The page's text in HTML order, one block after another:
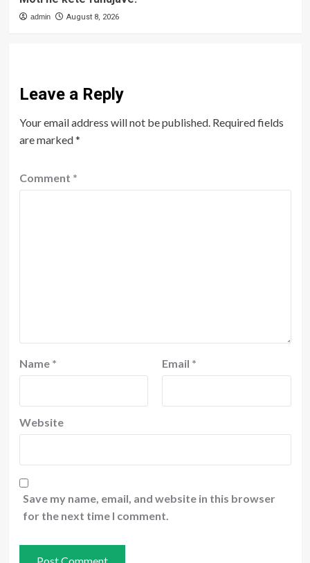
admin August 8, 2026
Leave a Reply
Your email address will not be published. Required fields
are marked*
Comment *
Name * Email *
Website
Save my name, email, and website in this browser
for the next time I comment.